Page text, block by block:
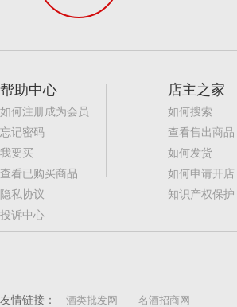
帮助中心
如何注册成为会员
忘记密码
我要买
查看已购买商品
隐私协议
投诉中心
店主之家
如何搜索
查看售出商品
如何发货
如何申请开店
知识产权保护
友情链接： 酒类批发网 名酒招商网